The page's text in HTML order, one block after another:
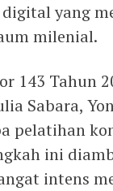
yang
milenial.
143 Tahun
Sabara,
pelatihan
ini
intens